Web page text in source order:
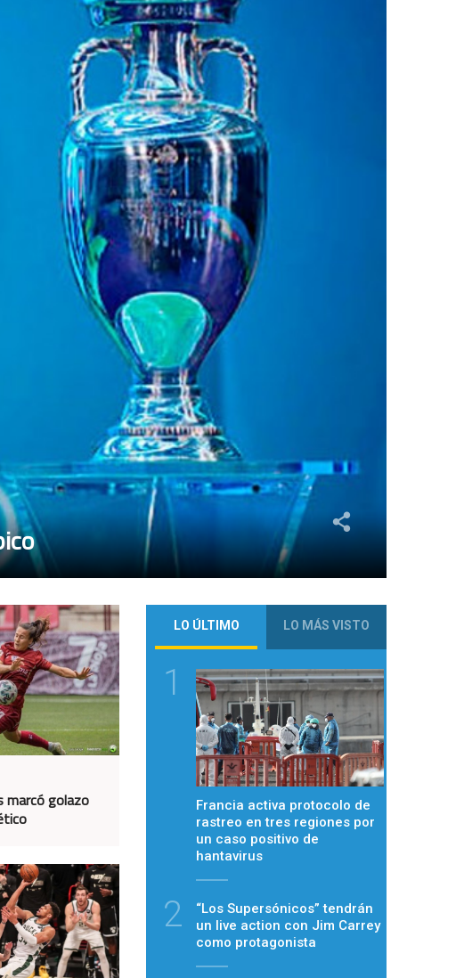
marcó golazo
LO ÚLTIMO LO MÁS VISTO
1
Francia activa protocolo de
rastreo en tres regiones por
un caso positivo de
hantavirus
2
“Los Supersónicos” tendrán
un live action con Jim Carrey
como protagonista